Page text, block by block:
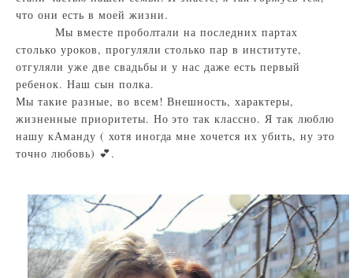
что они есть в моей жизни.
Мы вместе проболтали на последних партах
столько уроков, прогуляли столько пар в институте,
отгуляли уже две свадьбы и у нас даже есть первый
ребенок. Наш сын полка.
Мы такие разные, во всем! Внешность, характеры,
жизненные приоритеты. Но это так классно. Я так люблю
нашу кАманду ( хотя иногда мне хочется их убить, ну это
точно любовь) 💕.